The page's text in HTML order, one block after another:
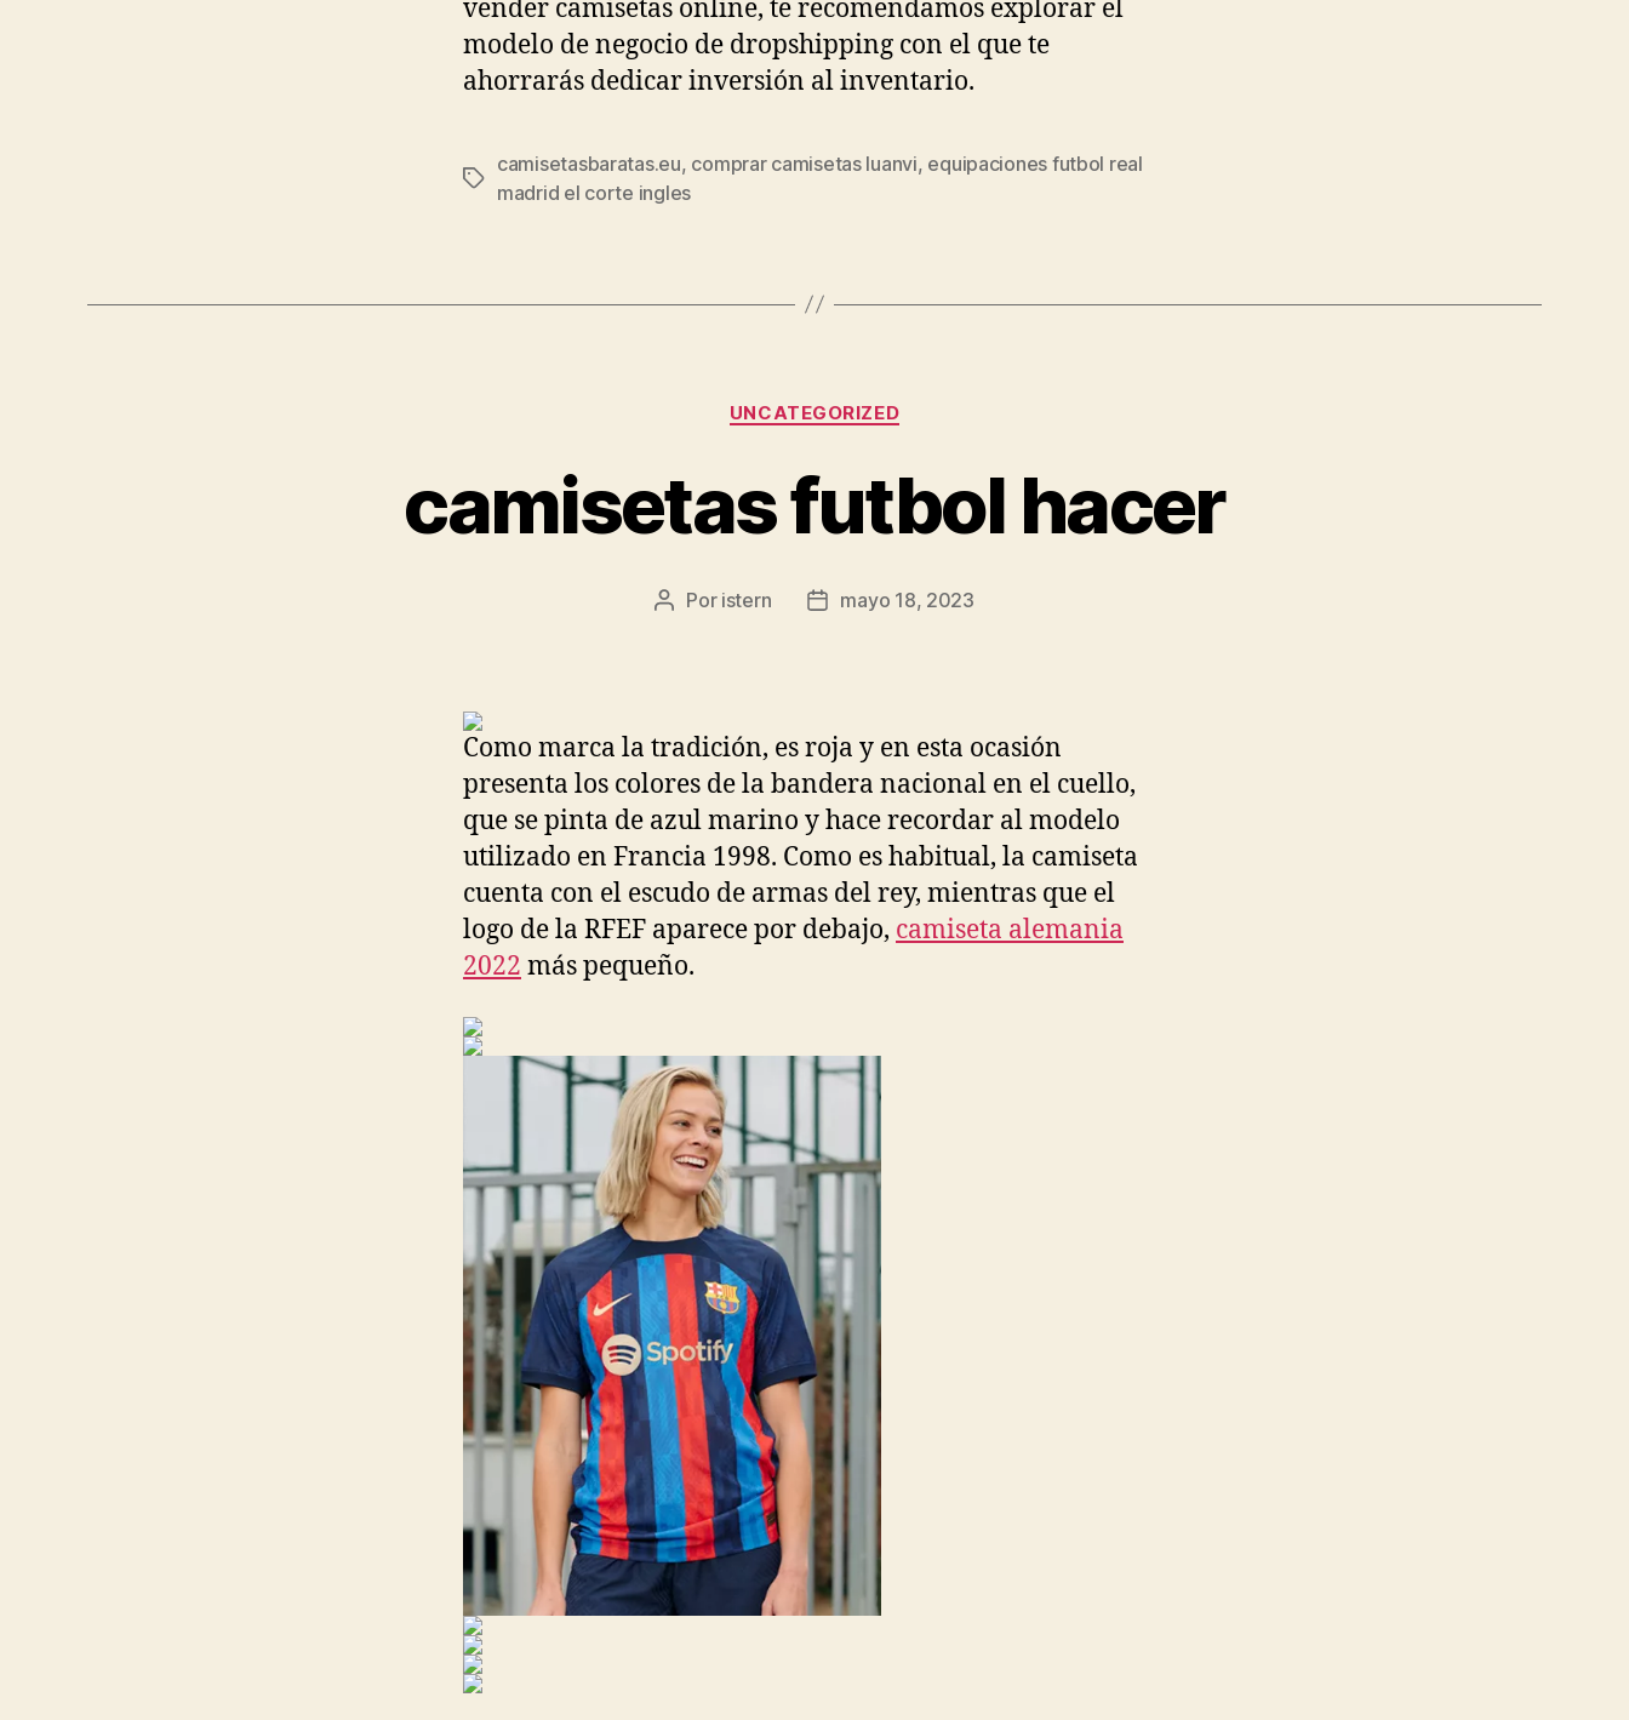
vender camisetas online, te recomendamos explorar el
modelo de negocio de dropshipping con el que te
ahorrarás dedicar inversión al inventario.
Etiquetas
camisetasbaratas.eu, comprar camisetas luanvi, equipaciones futbol real
madrid el corte ingles
Categorías
UNCATEGORIZED
camisetas futbol hacer
Autor
Por istern
Fechamayo 18, 2023
Como marca la tradición, es roja y en esta ocasión
presenta los colores de la bandera nacional en el cuello,
que se pinta de azul marino y hace recordar al modelo
utilizado en Francia 1998. Como es habitual, la camiseta
cuenta con el escudo de armas del rey, mientras que el
logo de la RFEF aparece por debajo, camiseta alemania
2022 más pequeño.